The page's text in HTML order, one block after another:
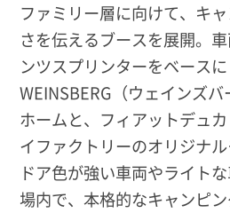
ファミリー層に向けて、キ
さを伝えるブースを展開。
ンツスプリンターをベース
WEINSBERG（ウェインズ
ホームと、フィアットデュ
イファクトリーのオリジナ
ドア色が強い車両やライト
場内で、本格的なキャンピ